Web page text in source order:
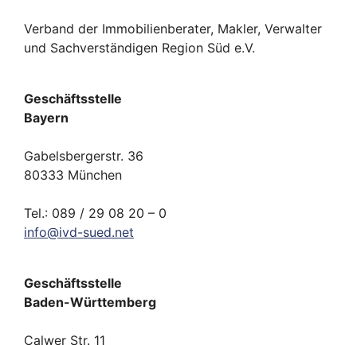
Verband der Immobilienberater, Makler, Verwalter
und Sachverständigen Region Süd e.V.
Geschäftsstelle
Bayern
Gabelsbergerstr. 36
80333 München
Tel.: 089 / 29 08 20 – 0
info@ivd-sued.net
Geschäftsstelle
Baden-Württemberg
Calwer Str. 11